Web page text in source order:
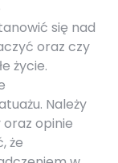
się nad
oraz czy
życie.
Należy
opinie
że